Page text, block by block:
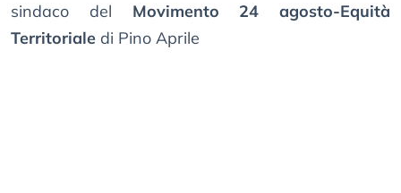
sindaco del Movimento 24 agosto-Equità
Territoriale di Pino Aprile